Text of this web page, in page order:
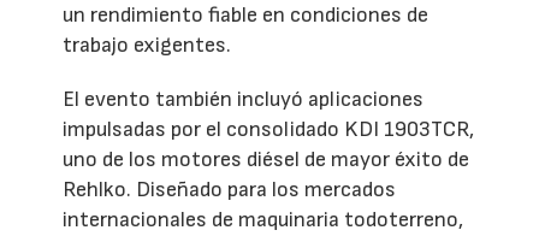
un rendimiento fiable en condiciones de
trabajo exigentes.
El evento también incluyó aplicaciones
impulsadas por el consolidado KDI 1903TCR,
uno de los motores diésel de mayor éxito de
Rehlko. Diseñado para los mercados
internacionales de maquinaria todoterreno,